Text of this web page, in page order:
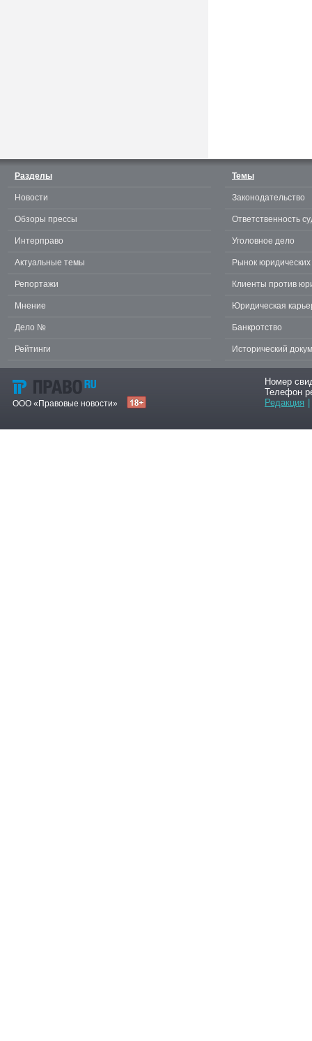
Разделы
Новости
Обзоры прессы
Интерправо
Актуальные темы
Репортажи
Мнение
Дело №
Рейтинги
Темы
Законодательство
Ответственность
Уголовное дело
Рынок юридических
Клиенты против
Юридическая
Банкротство
Исторический
ООО «Правовые новости»
Номер
Телефон
Редакция